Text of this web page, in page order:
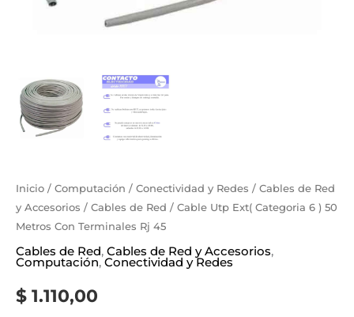
Inicio / Computación / Conectividad y Redes / Cables de Red
y Accesorios / Cables de Red / Cable Utp Ext( Categoria 6 ) 50
Metros Con Terminales Rj 45
Cables de Red, Cables de Red y Accesorios,
Computación, Conectividad y Redes
$ 1.110,00
cantidad